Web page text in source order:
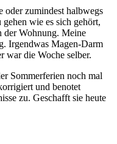
oder zumindest halbwegs
wie es sich gehört,
der Wohnung. Meine
Irgendwas Magen-Darm
war die Woche selber.
Sommerferien noch mal
und benotet
zu. Geschafft sie heute